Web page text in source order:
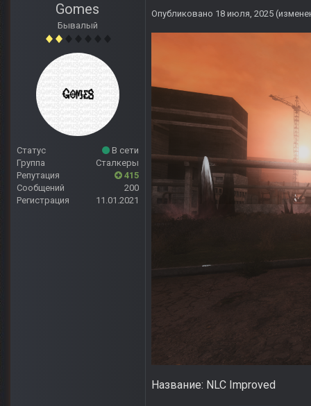
Gomes
Бывалый
Статус
В сети
Группа
Сталкеры
Репутация
415
Сообщений
200
Регистрация
11.01.2021
Опубликовано 18 июля, 2025
Название: NLC Improved